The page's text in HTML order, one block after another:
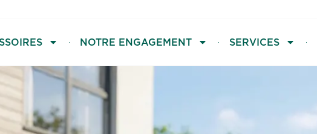
NOTRE ENGAGEMENT SERVICES